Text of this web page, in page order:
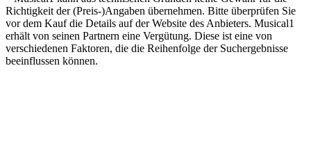
Richtigkeit der (Preis-)Angaben übernehmen. Bitte überprüfen Sie
vor dem Kauf die Details auf der Website des Anbieters. Musical1
erhält von seinen Partnern eine Vergütung. Diese ist eine von
verschiedenen Faktoren, die die Reihenfolge der Suchergebnisse
beeinflussen können.